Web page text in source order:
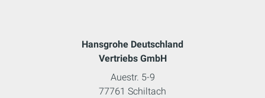
Hansgrohe Deutschland
Vertriebs GmbH
Auestr. 5-9
77761 Schiltach